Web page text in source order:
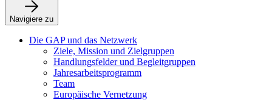
Navigiere zu
Die GAP und das Netzwerk
Ziele, Mission und Zielgruppen
Handlungsfelder und Begleitgruppen
Jahresarbeitsprogramm
Team
Europäische Vernetzung